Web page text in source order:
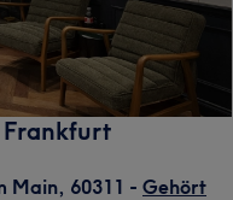
Frankfurt
Main, 60311 - Gehört